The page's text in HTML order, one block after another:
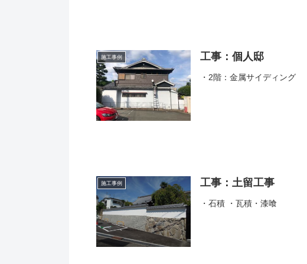
施工事例 工事：個人邸
・2階：金属サイディング
施工事例 工事：土留工事
・石積 ・瓦積・漆喰